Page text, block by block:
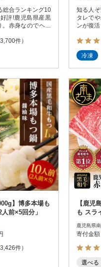
総合ランキング10
評!鹿児島県産黒
。赤身なのでヘル
3,700件）
知る人
タレで
ンが復
冷凍
】博多本場も
前×5回分」
3,426件）
【鹿児
も スラ
鹿児島県
寄付金額
選べる